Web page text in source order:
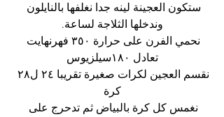
ستكون العجينة لينه جدا نغلفها بالنايلون
وندخلها الثلاجة لساعة.
نحمي الفرن على حرارة ٣٥٠ فهرنهايت
تعادل ١٨٠سيلزيوس
كرة
نغمس كل كرة بالبياض ثم تدحرج على